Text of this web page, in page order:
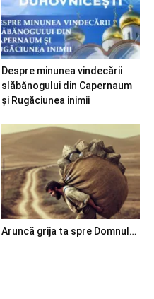
Despre minunea vindecării
slăbănogului din Capernaum
și Rugăciunea inimii
Aruncă grija ta spre Domnul…